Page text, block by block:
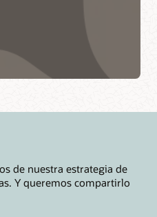
de nuestra estrategia de
Y queremos compartirlo